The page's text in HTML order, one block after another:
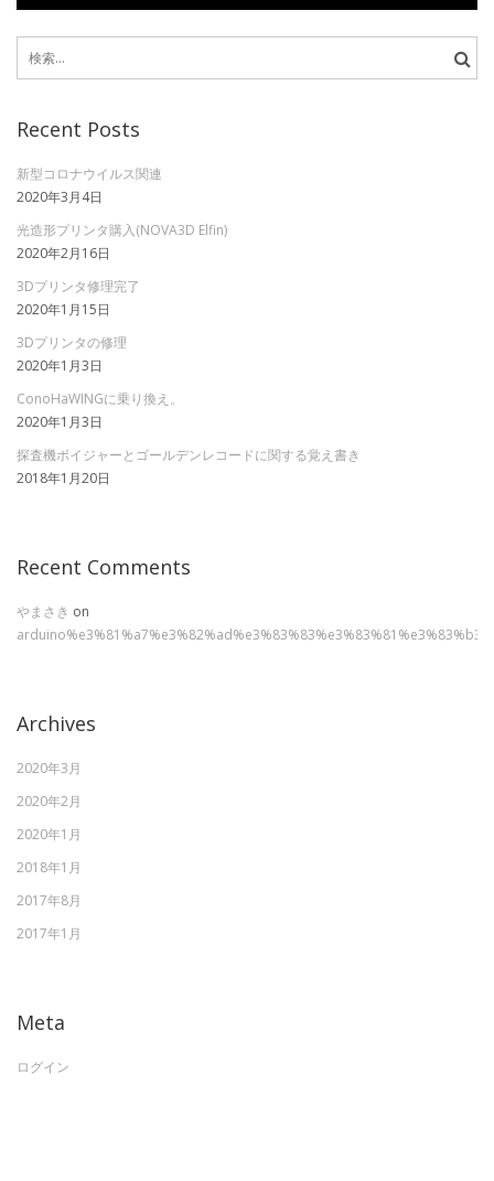
索:
Recent Posts
新型コロナウイルス関連
2020年3月4日
光造形プリンタ購入(NOVA3D Elfin)
2020年2月16日
3Dプリンタ修理完了
2020年1月15日
3Dプリンタの修理
2020年1月3日
ConoHaWINGに乗り換え。
2020年1月3日
探査機ボイジャーとゴールデンレコードに関する覚え書き
2018年1月20日
Recent Comments
やまさき on
Archives
2020年3月
2020年2月
2020年1月
2018年1月
2017年8月
2017年1月
Meta
ログイン